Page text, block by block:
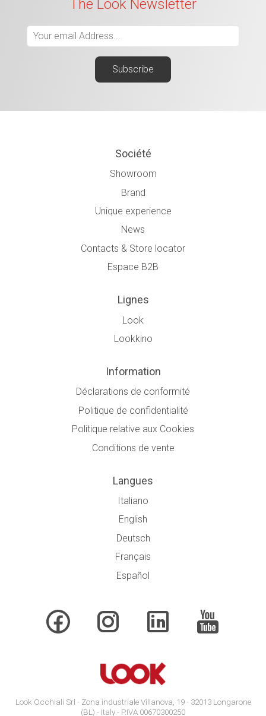
The Look Newsletter
Société
Showroom
Brand
Unique experience
News
Contacts & Store locator
Espace B2B
Lignes
Look
Lookkino
Information
Déclarations de conformité
Politique de confidentialité
Politique relative aux Cookies
Conditions de vente
Langues
Italiano
English
Deutsch
Français
Español
Look Occhiali Srl - Zona industriale Villanova, 19 - 32013 Longarone
(BL) - Italy - P.IVA 00670300250